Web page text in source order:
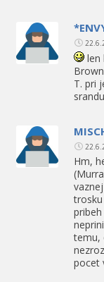
len
T. pri
Hm,
temu,
pocet